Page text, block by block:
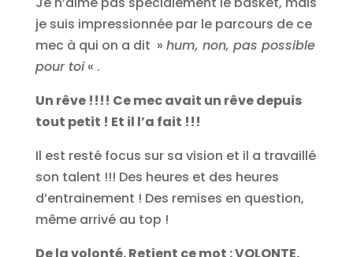
je suis impressionnée par le parcours de ce
mec à qui on a dit » hum, non, pas possible
pour toi« .
Un rêve !!!! Ce mec avait un rêve depuis
tout petit ! Et il l’a fait !!!
Il est resté focus sur sa vision et il a travaillé
son talent !!! Des heures et des heures
d’entrainement ! Des remises en question,
même arrivé au top !